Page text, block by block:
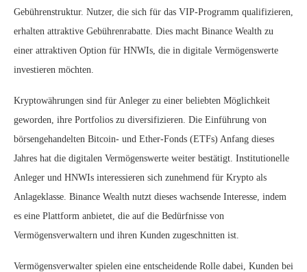
Gebührenstruktur. Nutzer, die sich für das VIP-Programm qualifizieren,
erhalten attraktive Gebührenrabatte. Dies macht Binance Wealth zu
einer attraktiven Option für HNWIs, die in digitale Vermögenswerte
investieren möchten.
Kryptowährungen sind für Anleger zu einer beliebten Möglichkeit
geworden, ihre Portfolios zu diversifizieren. Die Einführung von
börsengehandelten Bitcoin- und Ether-Fonds (ETFs) Anfang dieses
Jahres hat die digitalen Vermögenswerte weiter bestätigt. Institutionelle
Anleger und HNWIs interessieren sich zunehmend für Krypto als
Anlageklasse. Binance Wealth nutzt dieses wachsende Interesse, indem
es eine Plattform anbietet, die auf die Bedürfnisse von
Vermögensverwaltern und ihren Kunden zugeschnitten ist.
Vermögensverwalter spielen eine entscheidende Rolle dabei, Kunden bei